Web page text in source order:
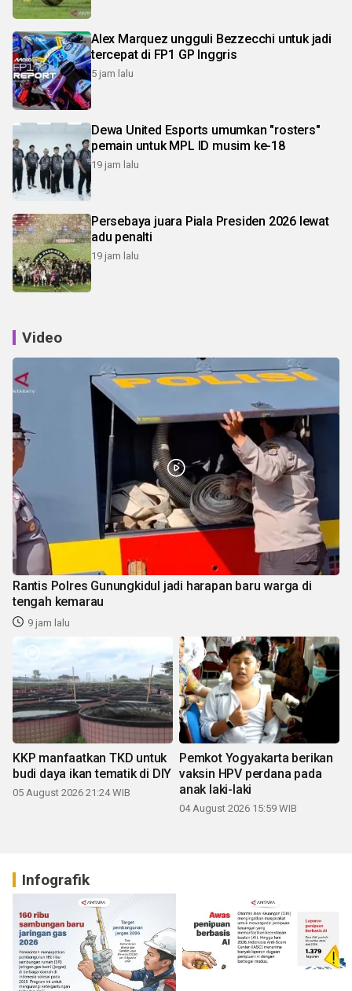
Alex Marquez ungguli Bezzecchi untuk jadi
tercepat di FP1 GP Inggris
5 jam lalu
Dewa United Esports umumkan "rosters"
pemain untuk MPL ID musim ke-18
19 jam lalu
Persebaya juara Piala Presiden 2026 lewat
adu penalti
19 jam lalu
Video
Rantis Polres Gunungkidul jadi harapan baru warga di
tengah kemarau
9 jam lalu
KKP manfaatkan TKD untuk
budi daya ikan tematik di DIY
05 August 2026 21:24 WIB
Pemkot Yogyakarta berikan
vaksin HPV perdana pada
anak laki-laki
04 August 2026 15:59 WIB
Infografik